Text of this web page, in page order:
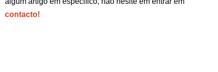
contacto!